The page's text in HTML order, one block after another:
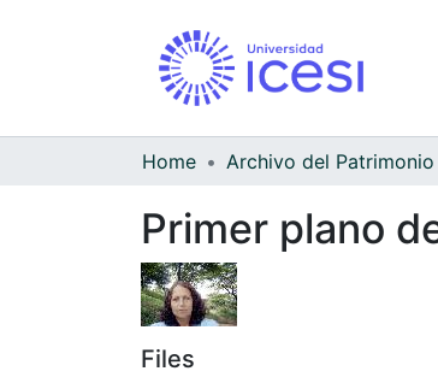
Home
Primer plano
Files